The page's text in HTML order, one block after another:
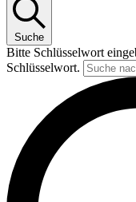
Suche
Bitte Schlüsselwort
Schlüsselwort.